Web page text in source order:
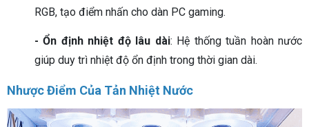
RGB, tạo điểm nhấn cho dàn PC gaming.
- Ổn định nhiệt độ lâu dài: Hệ thống tuần hoàn nước
giúp duy trì nhiệt độ ổn định trong thời gian dài.
Nhược Điểm Của Tản Nhiệt Nước